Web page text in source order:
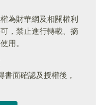
為財華網及相關權利
，禁止進行轉載、摘
用。
書面確認及授權後，